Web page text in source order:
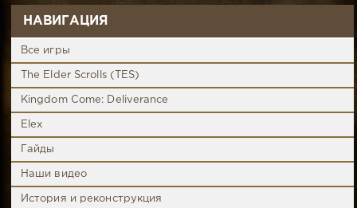
НАВИГАЦИЯ
Все игры
The Elder Scrolls (TES)
Kingdom Come: Deliverance
Elex
Гайды
Наши видео
История и реконструкция